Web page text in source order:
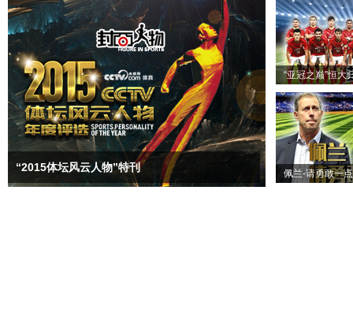
“2015体坛风云人物”特刊
“亚冠之巅”恒大
佩兰-请勇敢一点